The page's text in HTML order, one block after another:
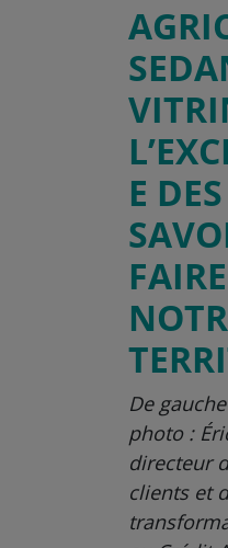
E DES
De
photo :
directeur
clients et